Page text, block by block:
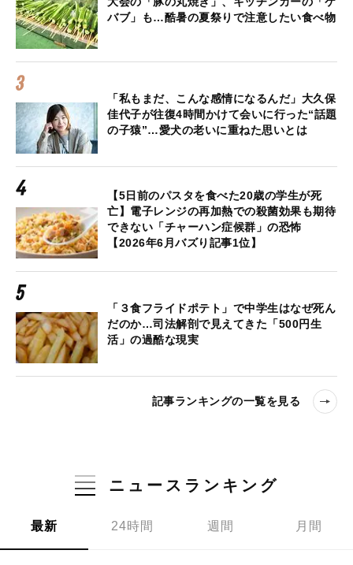
バブ」も…酷暑の夏祭りで注意したい食べ物
「私もまだ、こんな感情になるんだ」大久保
佳代子が往復4時間かけて会いに行った“話題
の子猿”…愛犬の老いに重ねた思いとは
【5日前のパスタを食べた20歳の学生が死
亡】電子レンジの再加熱での殺菌効果も期待
できない「チャーハン症候群」の恐怖
【2026年6月バズり記事1位】
「３食フライドポテト」で中学生はなぜ死ん
だのか…司法解剖で見えてきた「500円生
活」の過酷な現実
記事ランキングの一覧を見る
ニュースランキング
最新 24時間 週間 月間